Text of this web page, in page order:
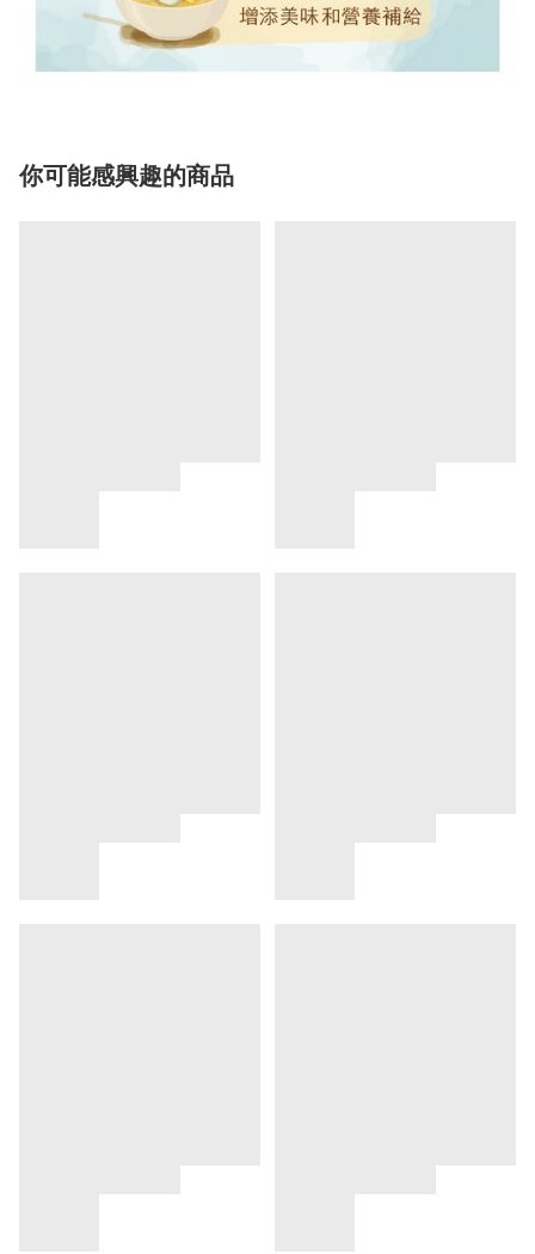
你可能感興趣的商品